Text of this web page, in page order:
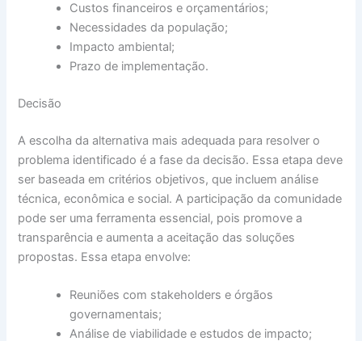
Custos financeiros e orçamentários;
Necessidades da população;
Impacto ambiental;
Prazo de implementação.
Decisão
A escolha da alternativa mais adequada para resolver o
problema identificado é a fase da decisão. Essa etapa deve
ser baseada em critérios objetivos, que incluem análise
técnica, econômica e social. A participação da comunidade
pode ser uma ferramenta essencial, pois promove a
transparência e aumenta a aceitação das soluções
propostas. Essa etapa envolve:
Reuniões com stakeholders e órgãos
governamentais;
Análise de viabilidade e estudos de impacto;